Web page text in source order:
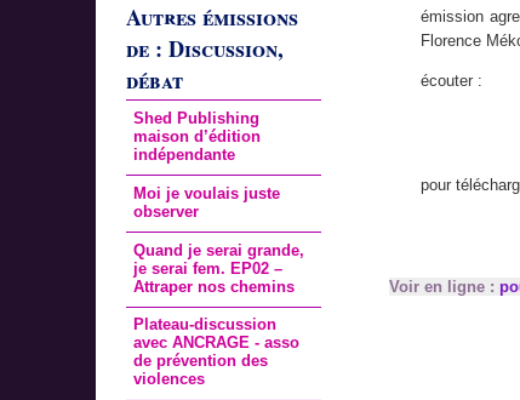
Autres émissions
de : Discussion,
débat
Shed Publishing
maison d’édition
indépendante
Moi je voulais juste
observer
Quand je serai grande,
je serai fem. EP02 –
Attraper nos chemins
Plateau-discussion
avec ANCRAGE - asso
de prévention des
violences
émission
Florence
écouter :
pour
Voir en ligne :